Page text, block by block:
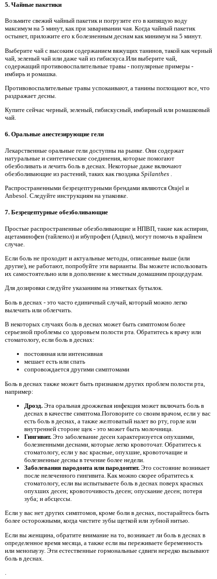
5. Чайные пакетики
Возьмите свежий чайный пакетик и погрузите его в кипящую воду
максимум на 5 минут, как при заваривании чая. Когда чайный пакетик
остынет, приложите его к болезненным деснам как минимум на 5 минут.
Выберите чай с высоким содержанием вяжущих танинов, такой как черный
чай, зеленый чай или даже чай из гибискуса.Или выберите чай,
содержащий противовоспалительные травы - популярные примеры -
имбирь и ромашка.
Противовоспалительные травы успокаивают, а танины поглощают все, что
раздражает десны.
Купите сейчас черный, зеленый, гибискусный, имбирный или ромашковый
чай.
6. Оральные анестезирующие гели
Лекарственные оральные гели доступны на рынке. Они содержат
натуральные и синтетические соединения, которые помогают
обезболивать и лечить боль в деснах. Некоторые даже включают
обезболивающие из растений, таких как гвоздика Spilanthes
Распространенными безрецептурными брендами являются Orajel и
Anbesol. Следуйте инструкциям на упаковке.
7. Безрецептурные обезболивающие
Простые распространенные обезболивающие и НПВП, такие как аспирин,
ацетаминофен (тайленол) и ибупрофен (Адвил), могут помочь в крайнем
случае.
Если боль не проходит и актуальные методы, описанные выше (или
другие), не работают, попробуйте эти варианты. Вы можете использовать
их самостоятельно или в дополнение к местным домашним процедурам.
Для дозировки следуйте указаниям на этикетках бутылок.
Боль в деснах - это часто единичный случай, который можно легко
вылечить или облегчить.
В некоторых случаях боль в деснах может быть симптомом более
серьезной проблемы со здоровьем полости рта. Обратитесь к врачу или
стоматологу, если боль в деснах:
постоянная или интенсивная
мешает есть или спать
сопровождается другими симптомами
Боль в деснах также может быть признаком других проблем полости рта,
например:
Дрозд. Эта оральная дрожжевая инфекция может включать боль в
деснах в качестве симптома.Поговорите со своим врачом, если у вас
есть боль в деснах, а также желтоватый налет во рту, горле или
внутренней стороне щек - это может быть молочница.
Гингивит. Это заболевание десен характеризуется опухшими,
болезненными деснами, которые легко кровоточат. Обратитесь к
стоматологу, если у вас красные, опухшие, кровоточащие и
болезненные десны в течение более недели.
Заболевания пародонта или пародонтит. Это состояние возникает
после нелеченного гингивита. Как можно скорее обратитесь к
стоматологу, если вы испытываете боль в деснах поверх красных
опухших десен; кровоточивость десен; опускание десен; потеря
зуба; и абсцессы.
Если у вас нет других симптомов, кроме боли в деснах, постарайтесь быть
более осторожными, когда чистите зубы щеткой или зубной нитью.
Если вы женщина, обратите внимание на то, возникает ли боль в деснах в
определенное время месяца, а также если вы переживаете беременность
или менопаузу. Эти естественные гормональные сдвиги нередко вызывают
боль в деснах.